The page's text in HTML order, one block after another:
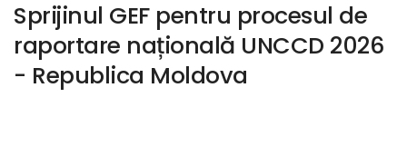
Sprijinul GEF pentru procesul de
raportare națională UNCCD 2026
- Republica Moldova